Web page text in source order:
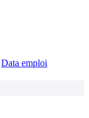
Data emploi